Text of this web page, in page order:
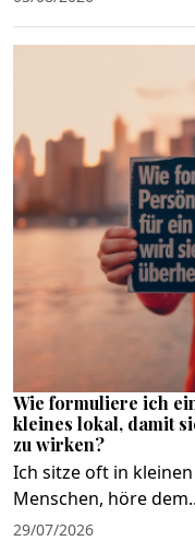
Wie formuliere ich
kleines lokal, damit
zu wirken?
Ich sitze oft in
Menschen, höre
29/07/2026